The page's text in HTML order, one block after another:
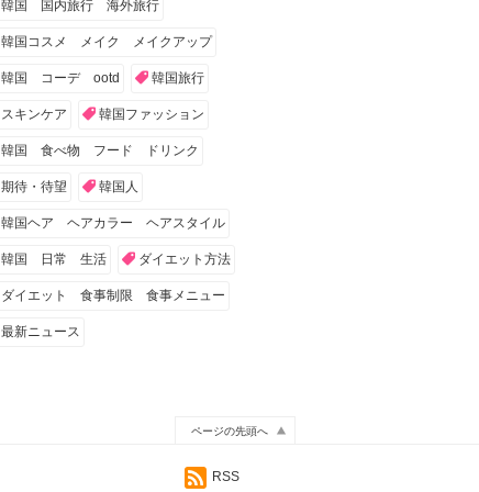
韓国 国内旅行 海外旅行
韓国コスメ メイク メイクアップ
韓国 コーデ ootd 韓国旅行
スキンケア 韓国ファッション
韓国 食べ物 フード ドリンク
期待・待望 韓国人
韓国ヘア ヘアカラー ヘアスタイル
韓国 日常 生活 ダイエット方法
ダイエット 食事制限 食事メニュー
最新ニュース
ページの先頭へ
RSS